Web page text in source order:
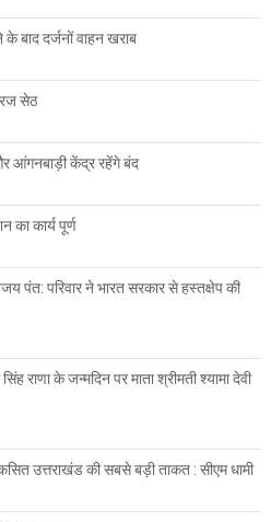
बाद दर्जनों वाहन खराब
सेठ
आंगनबाड़ी केंद्र रहेंगे बंद
कार्य पूर्ण
पंत: परिवार ने भारत सरकार से हस्तक्षेप की
राणा के जन्मदिन पर माता श्रीमती श्यामा देवी
उत्तराखंड की सबसे बड़ी ताकत : सीएम धामी